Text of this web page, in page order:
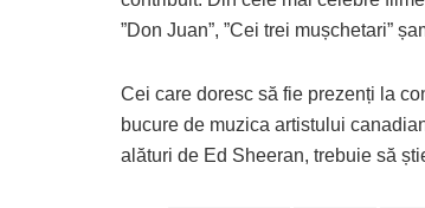
”Don Juan”, ”Cei trei mușchetari”
Cei care doresc să fie prezenți la
bucure de muzica artistului
alături de Ed Sheeran, trebuie să